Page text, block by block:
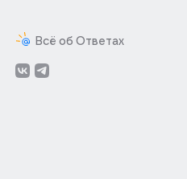
Всё об Ответах